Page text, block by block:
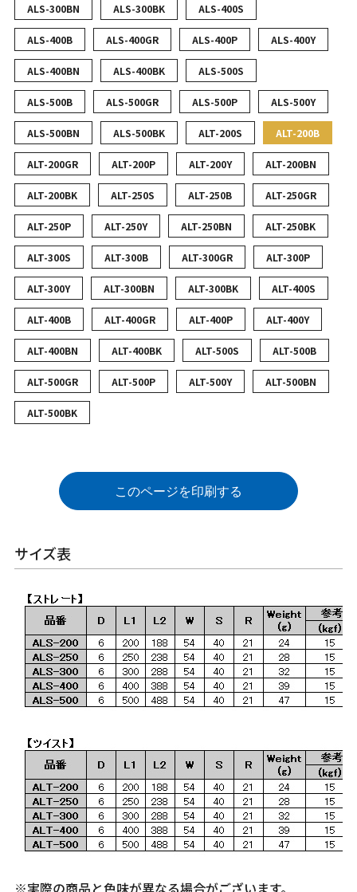
ALS-300BN ALS-300BK ALS-400S
ALS-400B ALS-400GR ALS-400P ALS-400Y
ALS-400BN ALS-400BK ALS-500S
ALS-500B ALS-500GR ALS-500P ALS-500Y
ALS-500BN ALS-500BK ALT-200S ALT-200B
ALT-200GR ALT-200P ALT-200Y ALT-200BN
ALT-200BK ALT-250S ALT-250B ALT-250GR
ALT-250P ALT-250Y ALT-250BN ALT-250BK
ALT-300S ALT-300B ALT-300GR ALT-300P
ALT-300Y ALT-300BN ALT-300BK ALT-400S
ALT-400B ALT-400GR ALT-400P ALT-400Y
ALT-400BN ALT-400BK ALT-500S ALT-500B
ALT-500GR ALT-500P ALT-500Y ALT-500BN
ALT-500BK
このページを印刷する
サイズ表
※実際の商品と色味が異なる場合がございます。